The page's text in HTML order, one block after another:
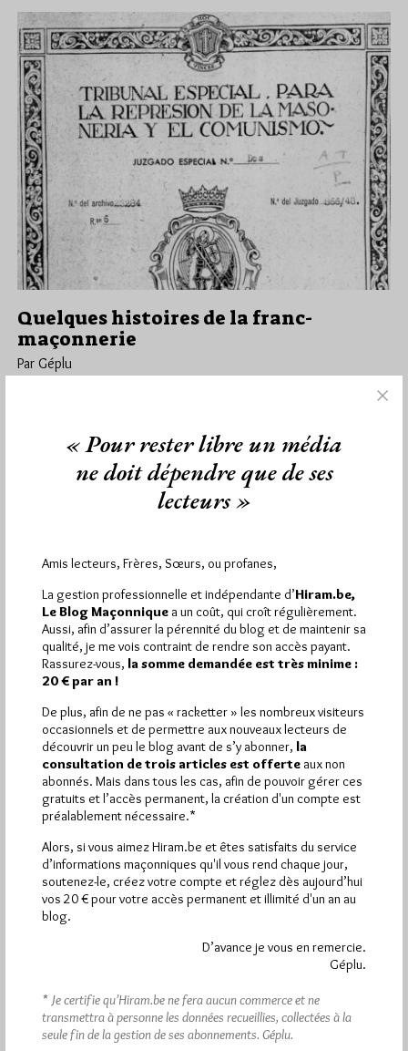
Quelques histoires de la franc-
maçonnerie
Par Géplu
Lu 618 fois
présente comme "un catalogue de textes utiles à
l'enseignement…
Divers
Hier samedi 8 août 2026, Hiram.be a reçu1 698 visites
et2 926 pagesont été lues (Source : Pirsch.io)
Plus d’informations
« Pour rester libre un média
ne doit dépendre que de ses
lecteurs »
Amis lecteurs, Frères, Sœurs, ou profanes,
La gestion professionnelle et indépendante d’Hiram.be,
Le Blog Maçonnique a un coût, qui croît régulièrement.
Aussi, afin d’assurer la pérennité du blog et de maintenir sa
qualité, je me vois contraint de rendre son accès payant.
Rassurez-vous, la somme demandée est très minime :
20 € par an !
De plus, afin de ne pas « racketter » les nombreux visiteurs
occasionnels et de permettre aux nouveaux lecteurs de
découvrir un peu le blog avant de s’y abonner, la
consultation de trois articles est offerte aux non
abonnés. Mais dans tous les cas, afin de pouvoir gérer ces
gratuits et l’accès permanent, la création d'un compte est
préalablement nécessaire.*
Alors, si vous aimez Hiram.be et êtes satisfaits du service
d’informations maçonniques qu'il vous rend chaque jour,
soutenez-le, créez votre compte et réglez dès aujourd’hui
vos 20 € pour votre accès permanent et illimité d'un an au
blog.
D’avance je vous en remercie.
Géplu.
* Je certifie qu’Hiram.be ne fera aucun commerce et ne
transmettra à personne les données recueillies, collectées à la
seule fin de la gestion de ses abonnements. Géplu.